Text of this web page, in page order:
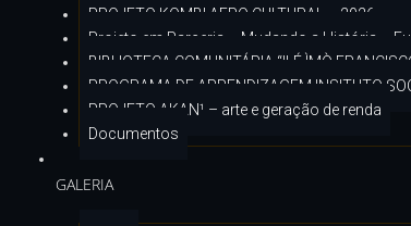
PROJETO KOMBI AFRO CULTURAL – 2026
Projeto em Parceria – Mudando a História –
BIBLIOTECA COMUNITÁRIA “ILÉ ÌMÒ
PROGRAMA DE APRENDIZAGEM INSITUTO
PROJETO AKAN¹ – arte e geração de renda
Documentos
GALERIA